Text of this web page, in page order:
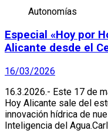
Autonomías
Especial «Hoy por
Alicante desde el
16/03/2026
16.3.2026.- Este 17 de
Hoy Alicante sale del
innovación hídrica de
Inteligencia del